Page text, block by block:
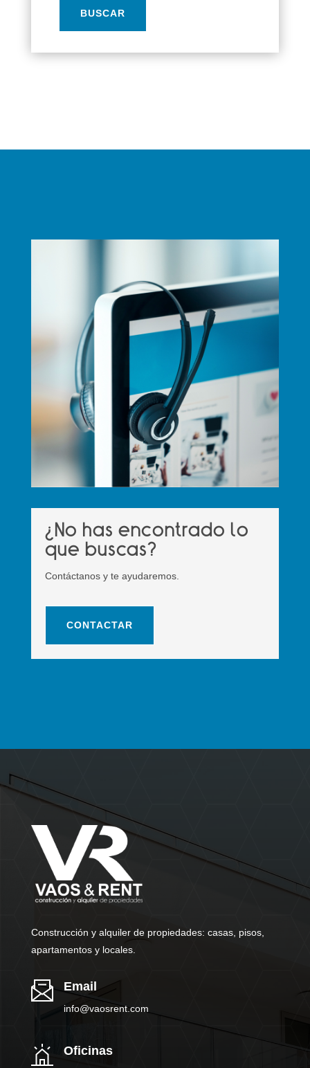
BUSCAR
¿No has encontrado lo
que buscas?
Contáctanos y te ayudaremos.
CONTACTAR
Construcción y alquiler de propiedades: casas, pisos,
apartamentos y locales.
Email
info@vaosrent.com
Oficinas